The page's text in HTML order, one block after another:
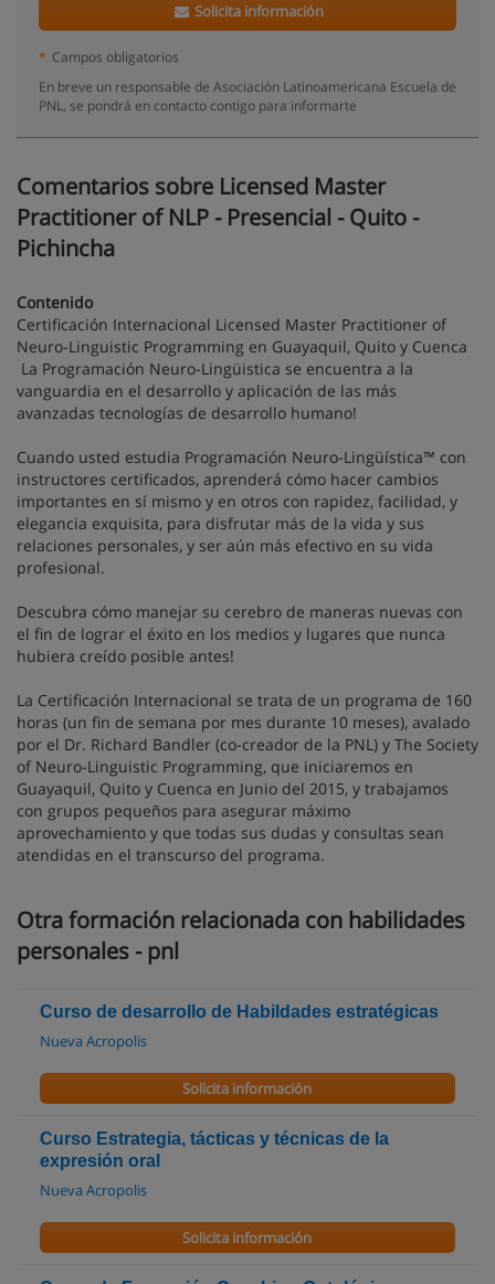
Solicita información
* Campos obligatorios
En breve un responsable de Asociación Latinoamericana Escuela de
PNL, se pondrá en contacto contigo para informarte
Comentarios sobre Licensed Master
Practitioner of NLP - Presencial - Quito -
Pichincha
Contenido
Certificación Internacional Licensed Master Practitioner of
Neuro-Linguistic Programming en Guayaquil, Quito y Cuenca
La Programación Neuro-Lingüistica se encuentra a la
vanguardia en el desarrollo y aplicación de las más
avanzadas tecnologías de desarrollo humano!
Cuando usted estudia Programación Neuro-Lingüística™ con
instructores certificados, aprenderá cómo hacer cambios
importantes en sí mismo y en otros con rapidez, facilidad, y
elegancia exquisita, para disfrutar más de la vida y sus
relaciones personales, y ser aún más efectivo en su vida
profesional.
Descubra cómo manejar su cerebro de maneras nuevas con
el fin de lograr el éxito en los medios y lugares que nunca
hubiera creído posible antes!
La Certificación Internacional se trata de un programa de 160
horas (un fin de semana por mes durante 10 meses), avalado
por el Dr. Richard Bandler (co-creador de la PNL) y The Society
of Neuro-Linguistic Programming, que iniciaremos en
Guayaquil, Quito y Cuenca en Junio del 2015, y trabajamos
con grupos pequeños para asegurar máximo
aprovechamiento y que todas sus dudas y consultas sean
atendidas en el transcurso del programa.
Otra formación relacionada con habilidades
personales - pnl
Curso de desarrollo de Habildades estratégicas
Nueva Acropolis
Solicita información
Curso Estrategia, tácticas y técnicas de la
expresión oral
Nueva Acropolis
Solicita información